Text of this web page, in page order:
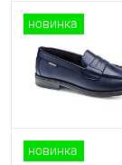
новинка
новинка